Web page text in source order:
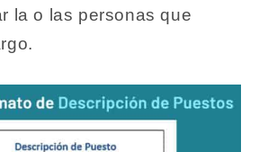
la o las personas que